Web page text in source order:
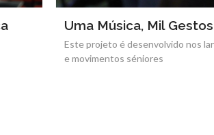
idosos
Pré-Escolar
É um curso não oficial dirigido a
frequentam os Jardins-de-